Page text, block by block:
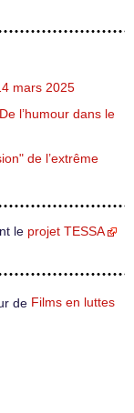
mars 2025
l’humour dans le
de l’extrême
le projet TESSA
de Films en luttes